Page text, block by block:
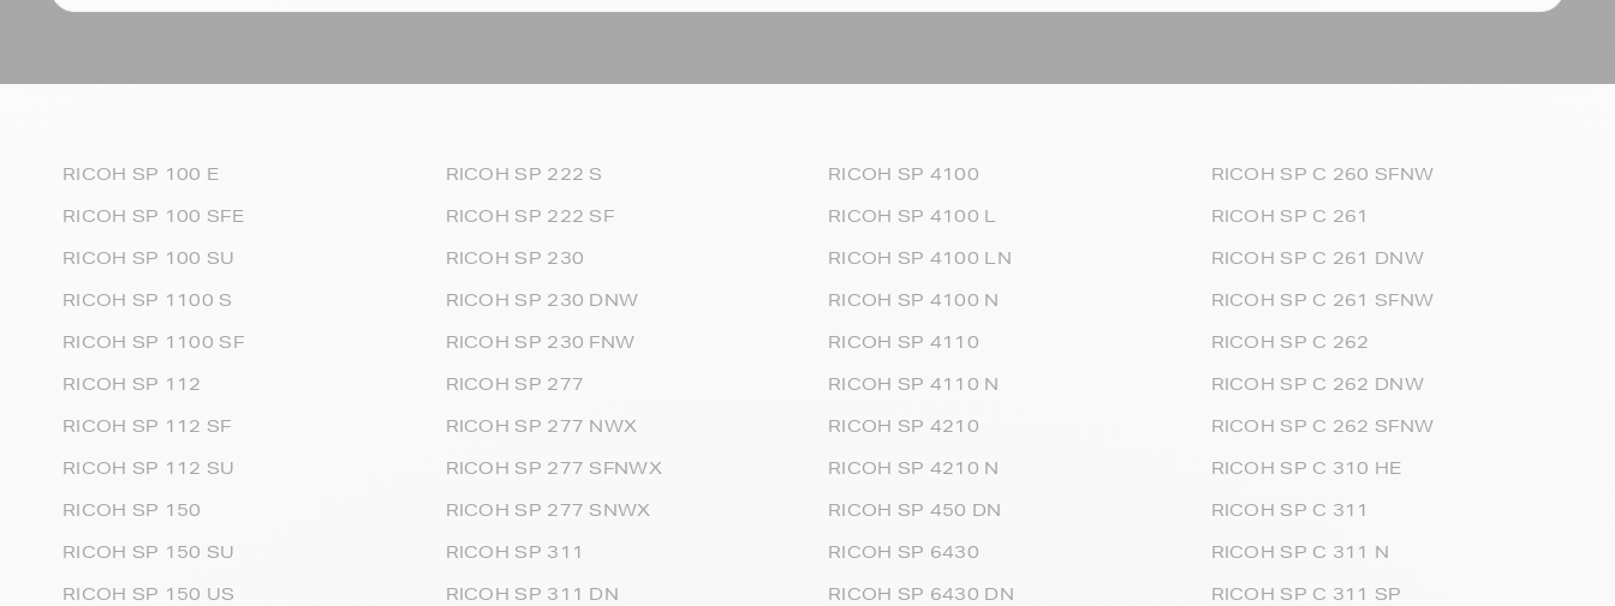
RICOH SP 100 E
RICOH SP 100 SFE
RICOH SP 100 SU
RICOH SP 1100 S
RICOH SP 1100 SF
RICOH SP 112
RICOH SP 112 SF
RICOH SP 112 SU
RICOH SP 150
RICOH SP 150 SU
RICOH SP 150 US
RICOH SP 222 S
RICOH SP 222 SF
RICOH SP 230
RICOH SP 230 DNW
RICOH SP 230 FNW
RICOH SP 277
RICOH SP 277 NWX
RICOH SP 277 SFNWX
RICOH SP 277 SNWX
RICOH SP 311
RICOH SP 311 DN
RICOH SP 4100
RICOH SP 4100 L
RICOH SP 4100 LN
RICOH SP 4100 N
RICOH SP 4110
RICOH SP 4110 N
RICOH SP 4210
RICOH SP 4210 N
RICOH SP 450 DN
RICOH SP 6430
RICOH SP 6430 DN
RICOH SP C 260 SFNW
RICOH SP C 261
RICOH SP C 261 DNW
RICOH SP C 261 SFNW
RICOH SP C 262
RICOH SP C 262 DNW
RICOH SP C 262 SFNW
RICOH SP C 310 HE
RICOH SP C 311
RICOH SP C 311 N
RICOH SP C 311 SP